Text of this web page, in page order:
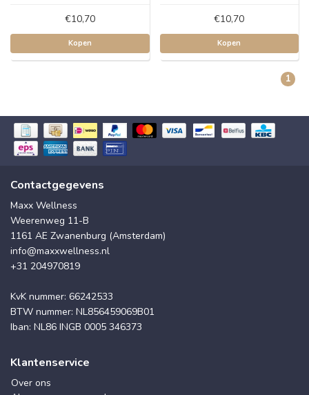
€10,70
Kopen
€10,70
Kopen
1
Contactgegevens
Maxx Wellness
Weerenweg 11-B
1161 AE Zwanenburg (Amsterdam)
info@maxxwellness.nl
+31 204970819
KvK nummer: 66242533
BTW nummer: NL856459069B01
Iban: NL86 INGB 0005 346373
Klantenservice
Over ons